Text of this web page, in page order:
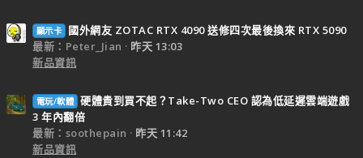
顯示卡
國外網友 ZOTAC RTX 4090 送修四次最後換來 RTX 5090
最新：Peter_Jian
昨天 13:03
新品資訊
電玩/軟體 硬體貴到買不起？Take-Two CEO 認為低延遲雲端遊戲
3 年內翻倍
最新：soothepain
昨天 11:42
新品資訊